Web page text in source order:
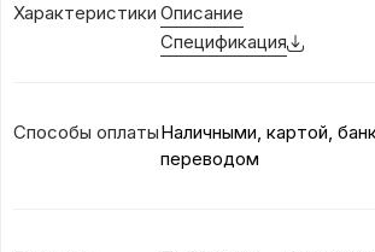
Характеристики Описание
Спецификация
Способы оплатыНаличными, картой,
переводом